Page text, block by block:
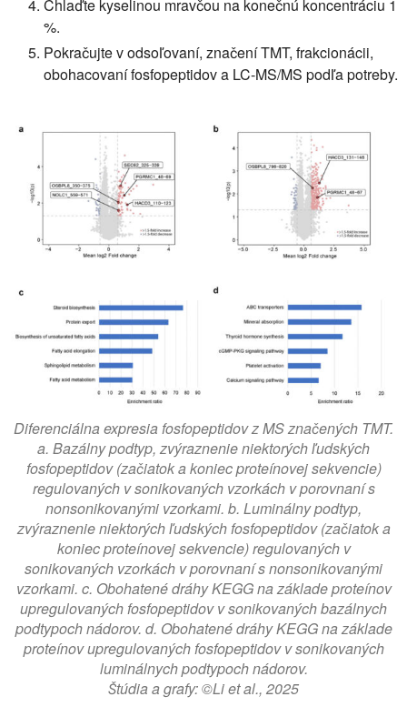
Chlaďte kyselinou mravčou na konečnú koncentráciu 1
%.
Pokračujte v odsoľovaní, značení TMT, frakcionácii,
obohacovaní fosfopeptidov a LC-MS/MS podľa potreby.
Diferenciálna expresia fosfopeptidov z MS značených TMT.
a. Bazálny podtyp, zvýraznenie niektorých ľudských
fosfopeptidov (začiatok a koniec proteínovej sekvencie)
regulovaných v sonikovaných vzorkách v porovnaní s
nonsonikovanými vzorkami. b. Luminálny podtyp,
zvýraznenie niektorých ľudských fosfopeptidov (začiatok a
koniec proteínovej sekvencie) regulovaných v
sonikovaných vzorkách v porovnaní s nonsonikovanými
vzorkami. c. Obohatené dráhy KEGG na základe proteínov
upregulovaných fosfopeptidov v sonikovaných bazálnych
podtypoch nádorov. d. Obohatené dráhy KEGG na základe
proteínov upregulovaných fosfopeptidov v sonikovaných
luminálnych podtypoch nádorov.
Štúdia a grafy: ©Li et al., 2025